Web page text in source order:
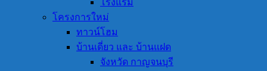
โรงแรม
โครงการใหม่
ทาวน์โฮม
บ้านเดี่ยว และ บ้านแฝด
จังหวัด กาญจนบุรี